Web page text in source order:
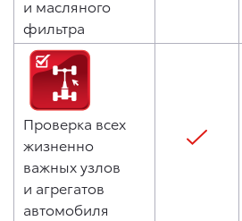
и масляного
фильтра
Проверка всех
жизненно
важных узлов
и агрегатов
автомобиля